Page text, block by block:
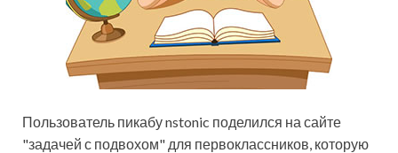
Пользователь пикабу nstonic поделился на сайте
"задачей с подвохом" для первоклассников, которую